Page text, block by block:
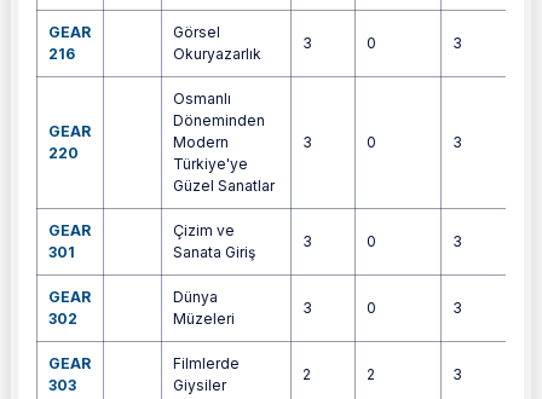
GEAR
216
Görsel
Okuryazarlık
3 0 3
GEAR
220
Osmanlı
Döneminden
Modern
Türkiye'ye
Güzel Sanatlar
3 0 3
GEAR
301
Çizim ve
Sanata Giriş
3 0 3
GEAR
302
Dünya
Müzeleri
3 0 3
GEAR
303
Filmlerde
Giysiler
2 2 3